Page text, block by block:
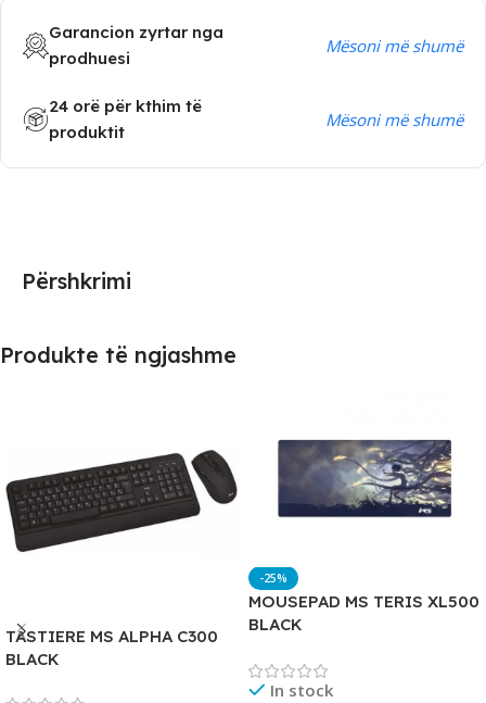
Garancion zyrtar nga
prodhuesi
Mësoni më shumë
24 orë për kthim të
produktit
Mësoni më shumë
Përshkrimi
Produkte të ngjashme
TASTIERE MS ALPHA C300
BLACK
-25%
MOUSEPAD MS TERIS XL500
BLACK
In stock